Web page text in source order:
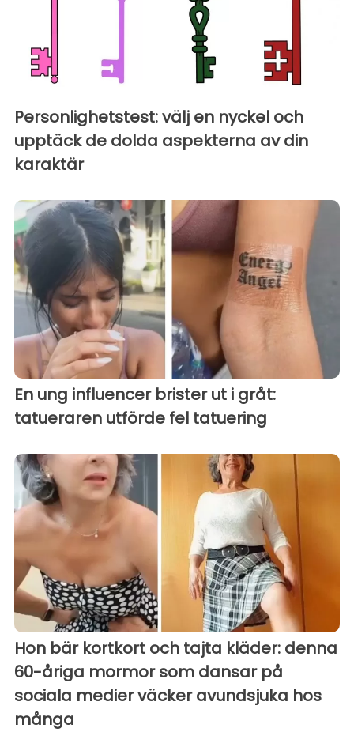
Personlighetstest: välj en nyckel och
upptäck de dolda aspekterna av din
karaktär
En ung influencer brister ut i gråt:
tatueraren utförde fel tatuering
Hon bär kortkort och tajta kläder: denna
60-åriga mormor som dansar på
sociala medier väcker avundsjuka hos
många